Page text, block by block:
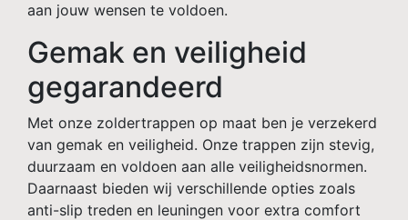
aan jouw wensen te voldoen.
Gemak en veiligheid
gegarandeerd
Met onze zoldertrappen op maat ben je verzekerd
van gemak en veiligheid. Onze trappen zijn stevig,
duurzaam en voldoen aan alle veiligheidsnormen.
Daarnaast bieden wij verschillende opties zoals
anti-slip treden en leuningen voor extra comfort